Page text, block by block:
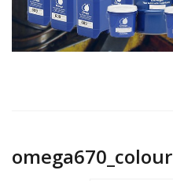
omega670_colour